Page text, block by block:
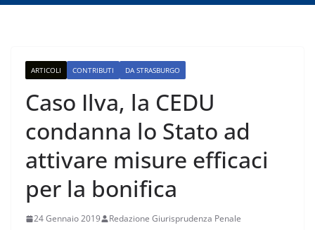
ARTICOLI CONTRIBUTI DA STRASBURGO
Caso Ilva, la CEDU
condanna lo Stato ad
attivare misure efficaci
per la bonifica
24 Gennaio 2019 Redazione Giurisprudenza Penale